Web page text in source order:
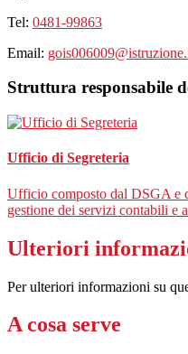
Tel: 0481-99863
Email:
Struttura responsabile
Ufficio di Segreteria
Ufficio composto dal DSGA e
gestione dei servizi contabili e
Ulteriori
Per ulteriori informazioni su
A cosa serve